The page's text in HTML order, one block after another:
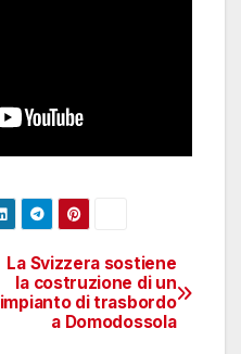
La Svizzera sostiene
la costruzione di un
impianto di trasbordo
a Domodossola